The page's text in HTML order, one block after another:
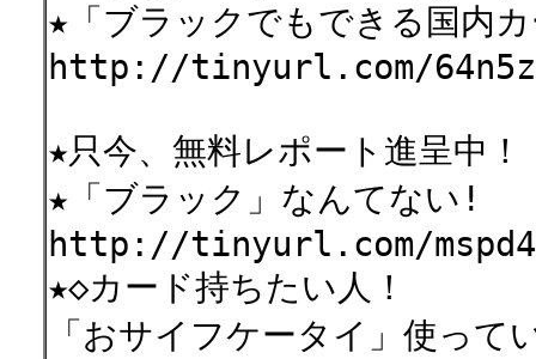
★「ブラックでもできる国内
http://tinyurl.com/
★只今、無料レポート進呈中！
★「ブラック」なんてない!
http://tinyurl.com/
★◇カード持ちたい人！
「おサイフケータイ」使って